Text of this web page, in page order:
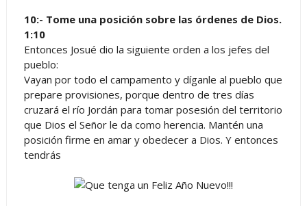
10:- Tome una posición sobre las órdenes de Dios.
1:10
Entonces Josué dio la siguiente orden a los jefes del
pueblo:
Vayan por todo el campamento y díganle al pueblo que
prepare provisiones, porque dentro de tres días
cruzará el río Jordán para tomar posesión del territorio
que Dios el Señor le da como herencia. Mantén una
posición firme en amar y obedecer a Dios. Y entonces
tendrás